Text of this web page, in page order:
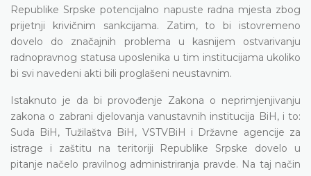
Republike Srpske potencijalno napuste radna mjesta zbog
prijetnji krivičnim sankcijama. Zatim, to bi istovremeno
dovelo do značajnih problema u kasnijem ostvarivanju
radnopravnog statusa uposlenika u tim institucijama ukoliko
bi svi navedeni akti bili proglašeni neustavnim.
Istaknuto je da bi provođenje Zakona o neprimjenjivanju
zakona o zabrani djelovanja vanustavnih institucija BiH, i to:
Suda BiH, Tužilaštva BiH, VSTVBiH i Državne agencije za
istrage i zaštitu na teritoriji Republike Srpske dovelo u
pitanje načelo pravilnog administriranja pravde. Na taj način